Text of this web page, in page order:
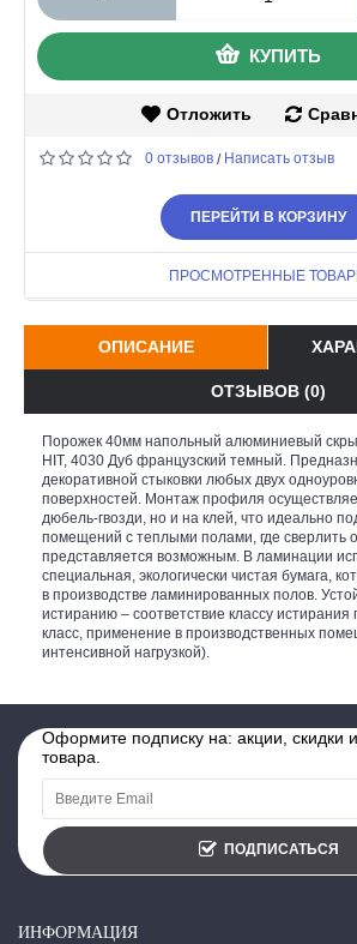
КУПИТЬ
Отложить
0 отзывов / Написать отзыв
ПЕРЕЙТИ В КОРЗИНУ
ПРОСМОТРЕННЫЕ
ОПИСАНИЕ
ОТЗЫВОВ (0)
Порожек 40мм напольный алюминиевый
HIT, 4030 Дуб французский темный.
декоративной стыковки любых двух
поверхностей. Монтаж профиля
дюбель-гвозди, но и на клей, что идеально
помещений с теплыми полами, где сверлить
представляется возможным. В ламинации
специальная, экологически чистая бумага,
в производстве ламинированных полов.
истиранию – соответствие классу
класс, применение в производственных
интенсивной нагрузкой).
Оформите подписку на: акции, скидки
товара.
ПОДПИСАТЬСЯ
ИНФОРМАЦИЯ